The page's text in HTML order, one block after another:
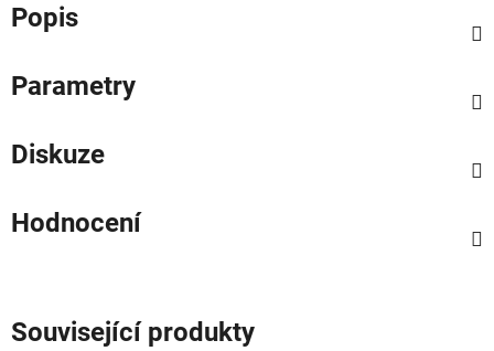
Popis
Parametry
Diskuze
Hodnocení
Související produkty